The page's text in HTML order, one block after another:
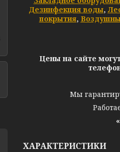
Дезинфекция воды,
покрытия,
Цены на сайте
Мы
ХАРАКТЕРИСТИКИ